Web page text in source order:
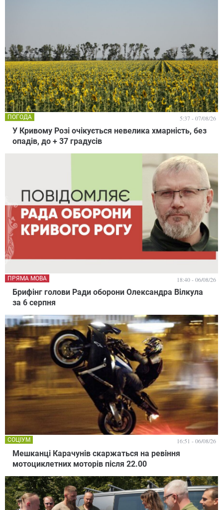
У Кривому Розі очікується невелика хмарність, без
опадів, до + 37 градусів
ПОГОДА 5:37 - 07/08/26
Брифінг голови Ради оборони Олександра Вілкула
за 6 серпня
ПРЯМА МОВА 18:40 - 06/08/26
Мешканці Карачунів скаржаться на ревіння
мотоциклетних моторів після 22.00
СОЦІУМ 16:51 - 06/08/26